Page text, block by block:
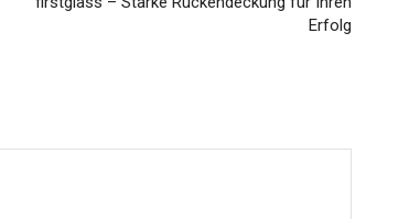
Erfolg